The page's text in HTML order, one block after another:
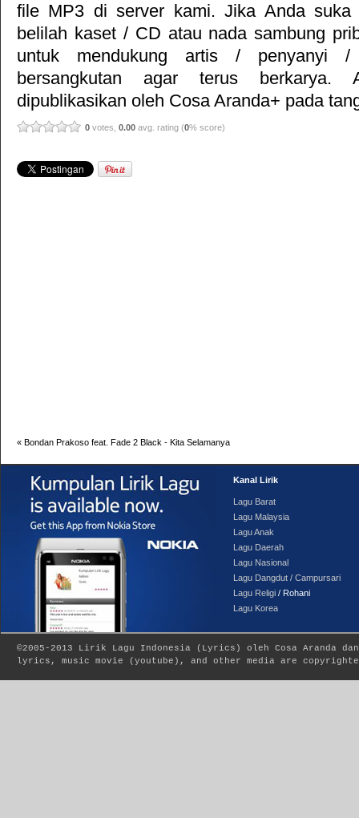
file MP3 di server kami. Jika Anda
belilah kaset / CD atau nada sambung
untuk mendukung artis / penyanyi
bersangkutan agar terus berkarya.
dipublikasikan oleh Cosa Aranda+ pada
0 votes, 0.00 avg. rating (0% score)
« Bondan Prakoso feat. Fade 2 Black - Kita Selamanya
Kanal Lirik
Lagu Barat
Lagu Malaysia
Lagu Anak
Lagu Daerah
Lagu Nasional
Lagu Dangdut / Campursari
Lagu Religi / Rohani
Lagu Korea
©2005-2013 Lirik Lagu Indonesia ( Lyrics ) oleh Cosa Aranda
lyrics, music movie (youtube), and other media are